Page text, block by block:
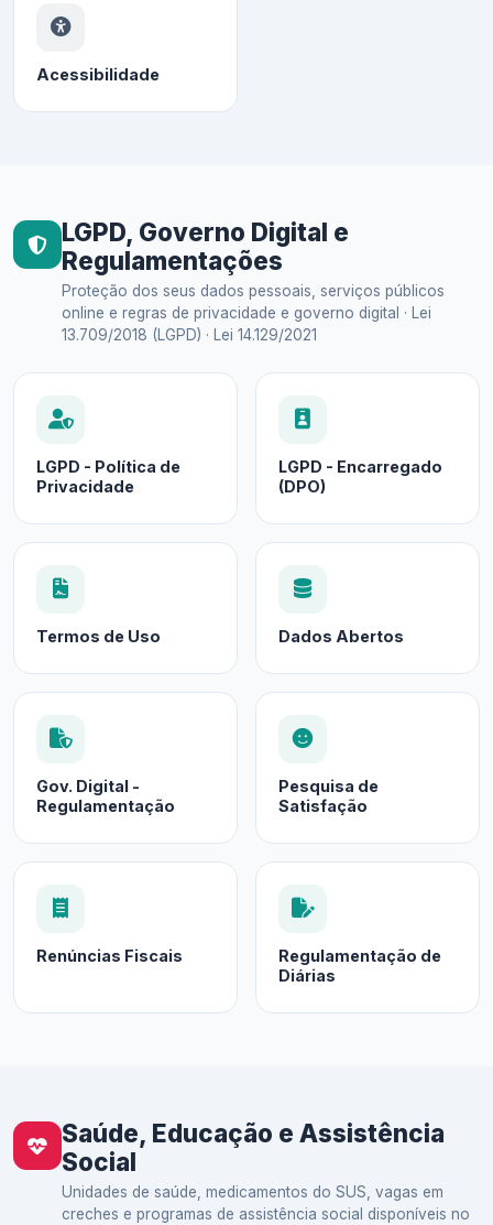
Acessibilidade
LGPD, Governo Digital e
Regulamentações
Proteção dos seus dados pessoais, serviços públicos
online e regras de privacidade e governo digital · Lei
13.709/2018 (LGPD) · Lei 14.129/2021
LGPD - Política de
Privacidade
LGPD - Encarregado
(DPO)
Termos de Uso Dados Abertos
Gov. Digital -
Regulamentação
Pesquisa de
Satisfação
Renúncias Fiscais
Regulamentação de
Diárias
Saúde, Educação e Assistência
Social
Unidades de saúde, medicamentos do SUS, vagas em
creches e programas de assistência social disponíveis no